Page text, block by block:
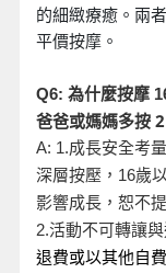
的細緻療癒。兩
平價按摩。
Q6: 為什麼按摩
爸爸或媽媽多按 2
A: 1.成長安全考
深層按壓，16歲
影響成長，恕不
2.活動不可轉讓與
退費或以其他自